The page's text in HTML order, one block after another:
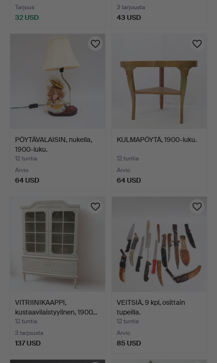
Tarjous
32 USD
3 tarjousta
43 USD
PÖYTÄVALAISIN, nukella,
1900-luku.
12 tuntia
Arvio
64 USD
KULMAPÖYTÄ, 1900-luku.
12 tuntia
Arvio
64 USD
VITRIINIKAAPPI,
kustaavilaistyylinen, 1900…
12 tuntia
3 tarjousta
137 USD
VEITSIÄ, 9 kpl, osittain
tupeilla.
12 tuntia
Arvio
85 USD